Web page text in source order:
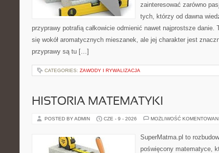
zainteresować zarówno
tych, którzy od dawna
przyprawy potrafią całkowicie odmienić nawet najprostsze danie.
się wokół aromatycznych mieszanek, ale jej charakter jest
przyprawy są tu […]
CATEGORIES: ZAWODY I RYWALIZACJA
HISTORIA MATEMATYKI
POSTED BY ADMIN CZE - 9 - 2026 MOŻLIWOŚĆ
SuperMatma.pl to
poświęcony matematyce,